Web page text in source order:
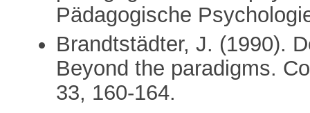
Pädagogische
Brandtstädter, J. (1990).
Beyond the paradigms.
33, 160-164.